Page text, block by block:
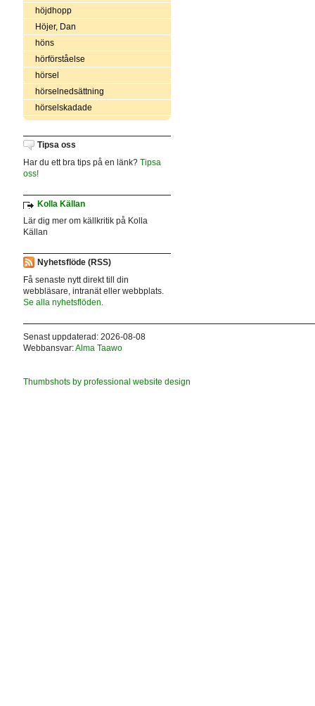
höjdhopp
Höjer, Dan
höns
hörförståelse
hörsel
hörselnedsättning
hörselskadade
Tipsa oss
Har du ett bra tips på en länk? Tipsa
oss!
Kolla Källan
Lär dig mer om källkritik på Kolla
Källan
Nyhetsflöde (RSS)
Få senaste nytt direkt till din
webbläsare, intranät eller webbplats.
Se alla nyhetsflöden.
Senast uppdaterad: 2026-08-08
Webbansvar:Alma Taawo
Thumbshots by professional website design